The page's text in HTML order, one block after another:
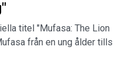
titel "Mufasa: The Lion
från en ung ålder tills